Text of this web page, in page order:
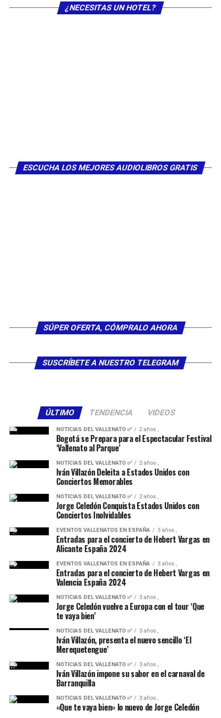
¿NECESITAS UN HOTEL?
ESCUCHA LOS MEJORES AUDIOLIBROS GRATIS
SÚPER OFERTA, CÓMPRALO AHORA
SUSCRÍBETE A NUESTRO TELEGRAM
ÚLTIMO TENDENCIA VIDEOS
NOTICIAS DEL VALLENATO ✅ 2 años ,
Bogotá se Prepara para el Espectacular Festival
‘Vallenato al Parque’
NOTICIAS DEL VALLENATO ✅ 2 años ,
Iván Villazón Deleita a Estados Unidos con
Conciertos Memorables
NOTICIAS DEL VALLENATO ✅ 2 años ,
Jorge Celedón Conquista Estados Unidos con
Conciertos Inolvidables
EVENTOS VALLENATOS EN ESPAÑA 3 años ,
Entradas para el concierto de Hebert Vargas en
Alicante España 2024
EVENTOS VALLENATOS EN ESPAÑA 3 años ,
Entradas para el concierto de Hebert Vargas en
Valencia España 2024
NOTICIAS DEL VALLENATO ✅ 3 años ,
Jorge Celedón vuelve a Europa con el tour ‘Que
te vaya bien’
NOTICIAS DEL VALLENATO ✅ 3 años ,
Iván Villazón, presenta el nuevo sencillo ‘El
Merequetengue’
NOTICIAS DEL VALLENATO ✅ 3 años ,
Iván Villazón impone su sabor en el carnaval de
Barranquilla
NOTICIAS DEL VALLENATO ✅ 3 años ,
«Que te vaya bien» lo nuevo de Jorge Celedón